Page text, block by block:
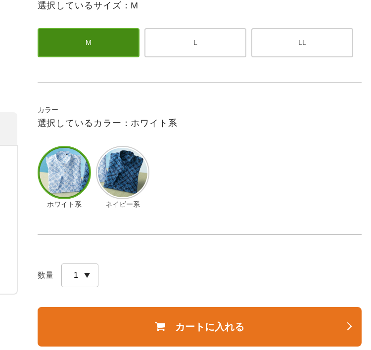
選択しているサイズ：M
M L LL
カラー
選択しているカラー：ホワイト系
ホワイト系 ネイビー系
数量
カートに入れる